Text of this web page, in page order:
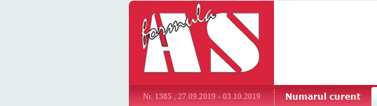
Nr. 1385 , 27.09.2019 - 03.10.2019 Numarul curent